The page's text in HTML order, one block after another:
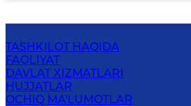
TASHKILOT HAQIDA
FAOLIYAT
DAVLAT XIZMATLARI
HUJJATLAR
OCHIQ MA'LUMOTLAR